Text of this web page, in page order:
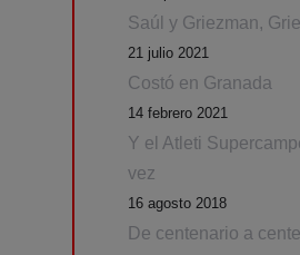
Saúl y Griezman,
21 julio 2021
Costó en Granada
14 febrero 2021
Y el Atleti
vez
16 agosto 2018
De centenario a